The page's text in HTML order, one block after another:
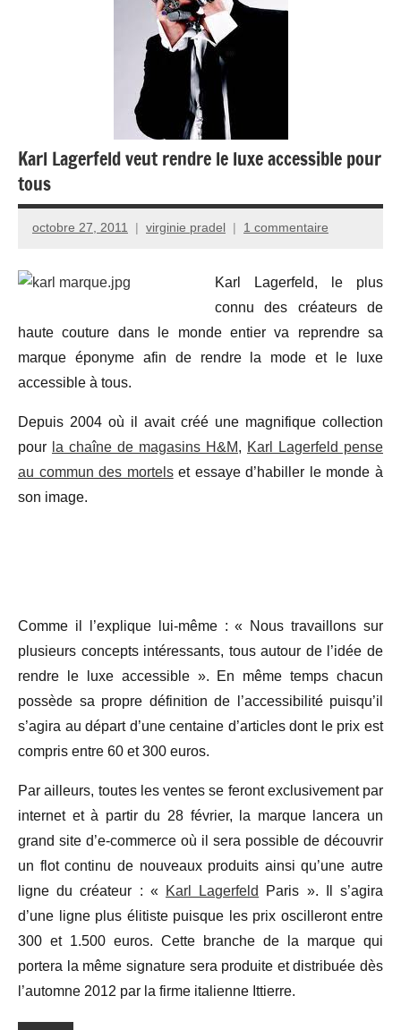
Karl Lagerfeld veut rendre le luxe accessible pour
tous
octobre 27, 2011 virginie pradel 1 commentaire
Karl Lagerfeld, le plus
connu des créateurs de
haute couture dans le monde entier va reprendre sa
marque éponyme afin de rendre la mode et le luxe
accessible à tous.
Depuis 2004 où il avait créé une magnifique collection
pour la chaîne de magasins H&M, Karl Lagerfeld pense
au commun des mortelset essaye d’habiller le monde à
son image.
Comme il l’explique lui-même : « Nous travaillons sur
plusieurs concepts intéressants, tous autour de l’idée de
rendre le luxe accessible ». En même temps chacun
possède sa propre définition de l’accessibilité puisqu’il
s’agira au départ d’une centaine d’articles dont le prix est
compris entre 60 et 300 euros.
Par ailleurs, toutes les ventes se feront exclusivement par
internet et à partir du 28 février, la marque lancera un
grand site d’e-commerce où il sera possible de découvrir
un flot continu de nouveaux produits ainsi qu’une autre
ligne du créateur : «
Karl Lagerfeld
Paris ». Il s’agira
d’une ligne plus élitiste puisque les prix oscilleront entre
300 et 1.500 euros. Cette branche de la marque qui
portera la même signature sera produite et distribuée dès
l’automne 2012 par la firme italienne Ittierre.